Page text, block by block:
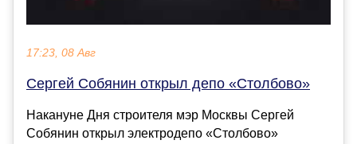
17:23, 08 Авг
Сергей Собянин открыл депо «Столбово»
Накануне Дня строителя мэр Москвы Сергей
Собянин открыл электродепо «Столбово»